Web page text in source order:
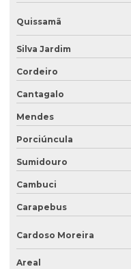
Coleta de amostras de água
Coleta de amostras de
Coleta de efluentes líquidos
Consultoria ambiental
Consultoria ambiental
Consultoria ambiental e
Consultoria ambiental rural
Consultoria ambiental
Quissamã
Silva Jardim
Cordeiro
Cantagalo
Mendes
Porciúncula
Sumidouro
Cambuci
Carapebus
Cardoso Moreira
Areal